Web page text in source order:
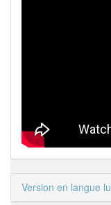
Version en langue